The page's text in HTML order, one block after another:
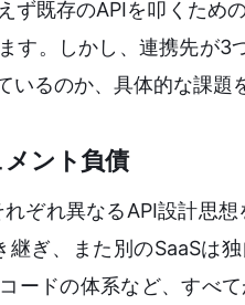
ず既存のAPIを叩くため
す。しかし、連携先が
いるのか、具体的な課題
ント負債
ぞれ異なるAPI設計思
継ぎ、また別のSaaSは
ードの体系など、すべ